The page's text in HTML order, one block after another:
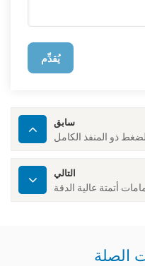
يُقدِّم
سابق
ذو المنفذ الكامل
التالي
أتمتة عالية الدقة
الصلة